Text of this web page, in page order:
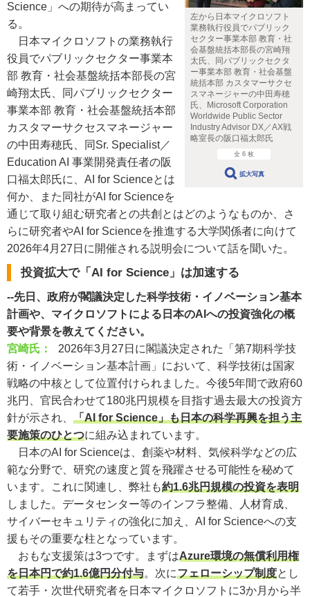
左から日本マイクロソフト
業務執行役員でパブリック
セクター事業本部 教育・社
会基盤統括本部長の宮崎翔
太氏、同パブリックセクタ
ー事業本部 教育・社会基盤
統括本部 カスタマーサクセ
スマネージャーの中田寿穂
氏、Microsoft Corporation
Worldwide Public Sector
Industry Advisor DX／AX戦
略室長の阪口福太郎氏
全 6 枚
拡大写真
Science」への期待が高まってい
る。
日本マイクロソフトの業務執行
役員でパブリックセクター事業本
部 教育・社会基盤統括本部長の宮
崎翔太氏、同パブリックセクター
事業本部 教育・社会基盤統括本部
カスタマーサクセスマネージャー
の中田寿穂氏、同Sr. Specialist／
Education AI 事業開発責任者の阪
口福太郎氏に、AI for Scienceとは
何か、また同社がAI for Scienceを
通じて取り組む研究者との共創とはどのようなものか、さ
らに研究者やAI for Scienceを推進する大学関係者に向けて
2026年4月27日に開催される説明会について話を聞いた。
投資拡大で「AI for Science」は加速する
--先日、政府が閣議決定した科学技術・イノベーション基本
計画や、マイクロソフトによる日本のAIへの投資強化の概
要や背景を教えてください。
宮崎氏：
2026年3月27日に閣議決定された「第7期科学技
術・イノベーション基本計画」において、科学技術は国家
戦略の中核として位置付けられました。今後5年間で政府60
兆円、官民合わせて180兆円規模を目指す過去最大の投資方
針が示され、 「AI for Science」も日本の科学再興を担う主
要施策のひとつに組み込まれています。
日本のAI for Scienceは、創薬や材料、気候科学などの広
範な分野で、研究の速度と質を飛躍させる可能性を秘めて
います。これに関連し、弊社も約1.6兆円規模の投資を表明
しました。データセンター等のインフラ整備、人材育成、
サイバーセキュリティの強化に加え、AI for Scienceへの支
援もその重要な柱となっています。
おもな支援策は3つです。まずはAzure環境の無償利用権
を日本円で約1.6億円分付与。次にフェローシップ制度とし
て若手・次世代研究者を日本マイクロソフトに3か月から半